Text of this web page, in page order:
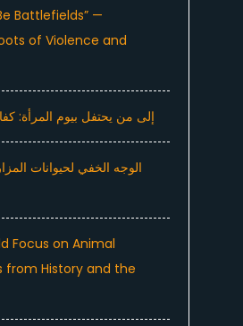
Battlefields” —
of Violence and
إلى من يحتفل بيوم المرأة:
الوجه الخفي لحيوانات
Focus on Animal
from History and the